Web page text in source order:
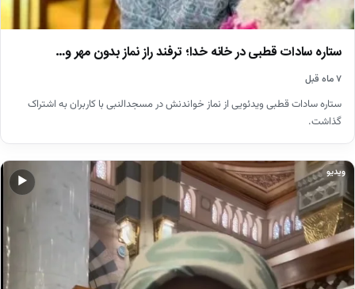
ستاره سادات قطبی در خانه خدا؛ ترفند راز نماز بدون مهر و…
۷ ماه قبل
ستاره سادات قطبی ویدئویی از نماز خواندنش در مسجدالنبی با کاربران به اشتراک
گذاشت.
▶
ویدیو